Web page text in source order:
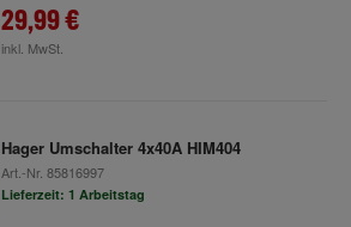
29,99 €
inkl. MwSt.
Hager Umschalter 4x40A HIM404
Art.-Nr. 85816997
Lieferzeit: 1 Arbeitstag